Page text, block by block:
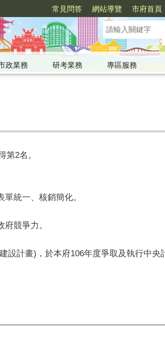
常見問答 網站導覽 市府首頁
政業務 研考業務
專區服務
第2名。
統一、核銷簡化。
競爭力。
設計畫)，於本府106年度爭取及執行中央